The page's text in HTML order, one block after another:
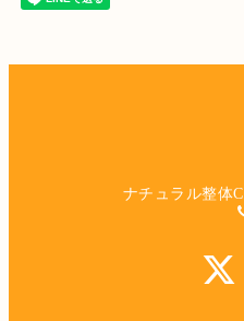
ナチュラル整体